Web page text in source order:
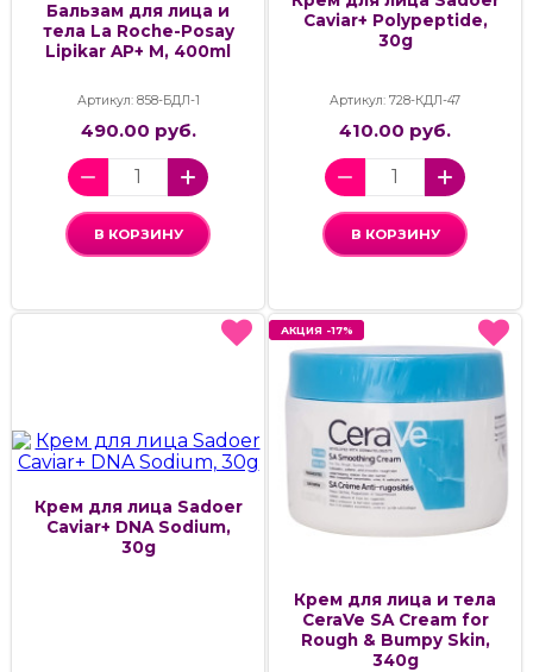
Бальзам для лица и
тела La Roche-Posay
Lipikar AP+ М, 400ml
Артикул: 858-БДЛ-1
490.00 руб.
В КОРЗИНУ
Caviar+ Polypeptide,
30g
Артикул: 728-КДЛ-47
410.00 руб.
В КОРЗИНУ
Крем для лица Sadoer
Caviar+ DNA Sodium,
30g
АКЦИЯ -17%
Крем для лица и тела
CeraVe SA Cream for
Rough & Bumpy Skin,
340g
АКЦИЯ -17%